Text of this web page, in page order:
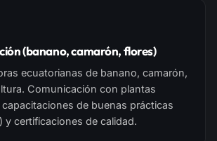
(banano, camarón, flores)
ecuatorianas de banano, camarón,
Comunicación con plantas
de buenas prácticas
y certificaciones de calidad.